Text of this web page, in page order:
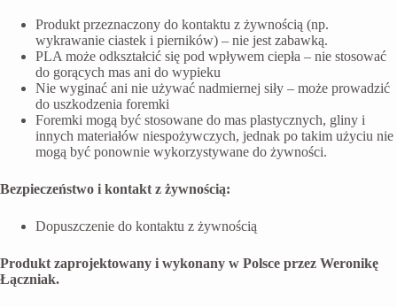
Produkt przeznaczony do kontaktu z żywnością (np.
wykrawanie ciastek i pierników) – nie jest zabawką.
PLA może odkształcić się pod wpływem ciepła – nie stosować
do gorących mas ani do wypieku
Nie wyginać ani nie używać nadmiernej siły – może prowadzić
do uszkodzenia foremki
Foremki mogą być stosowane do mas plastycznych, gliny i
innych materiałów niespożywczych, jednak po takim użyciu nie
mogą być ponownie wykorzystywane do żywności.
Bezpieczeństwo i kontakt z żywnością:
Dopuszczenie do kontaktu z żywnością
Produkt zaprojektowany i wykonany w Polsce przez Weronikę
Łączniak.